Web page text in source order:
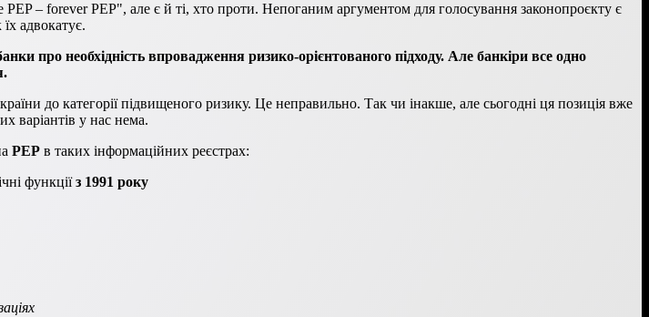
– forever PEP", але є й ті, хто проти. Непоганим аргументом для голосування законопроєкту є
адвокатує.
про необхідність впровадження ризико-орієнтованого підходу. Але банкіри все одно
до категорії підвищеного ризику. Це неправильно. Так чи інакше, але сьогодні ця позиція вже
варіантів у нас нема.
PEP в таких інформаційних реєстрах:
функціїз 1991 року